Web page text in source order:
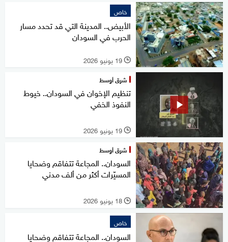
خاص
الأبيض.. المدينة التي قد تحدد مسار
الحرب في السودان
l 19 يونيو 2026
شرق أوسط
تنظيم الإخوان في السودان.. خيوط
النفوذ الخفي
l 19 يونيو 2026
شرق أوسط
السودان.. المجاعة تتفاقم وضحايا
المسيّرات أكثر من ألف مدني
l 18 يونيو 2026
خاص
السودان.. المجاعة تتفاقم وضحايا